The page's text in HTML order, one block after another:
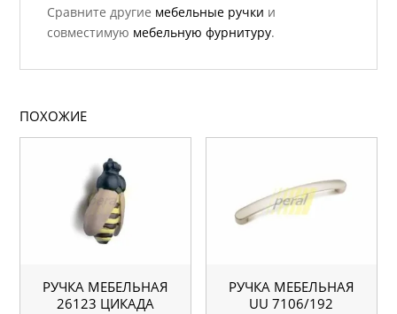
Сравните другие мебельные ручки и
совместимую мебельную фурнитуру.
ПОХОЖИЕ
РУЧКА МЕБЕЛЬНАЯ
26123 ЦИКАДА
РУЧКА МЕБЕЛЬНАЯ
UU 7106/192